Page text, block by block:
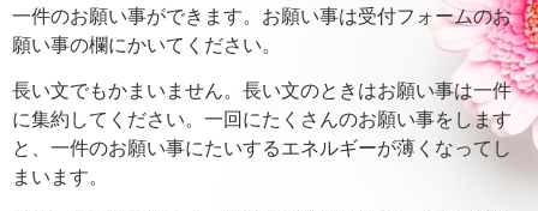
一件のお願い事ができます。 お願い事は受付フォームのお
願い事の欄にかいてください。
長い文でもかまいません。長い文のときはお願い事は一件
に集約してください。 一回にたくさんのお願い事をします
と、一件のお願い事にたいするエネルギーが薄くなってし
まいます。